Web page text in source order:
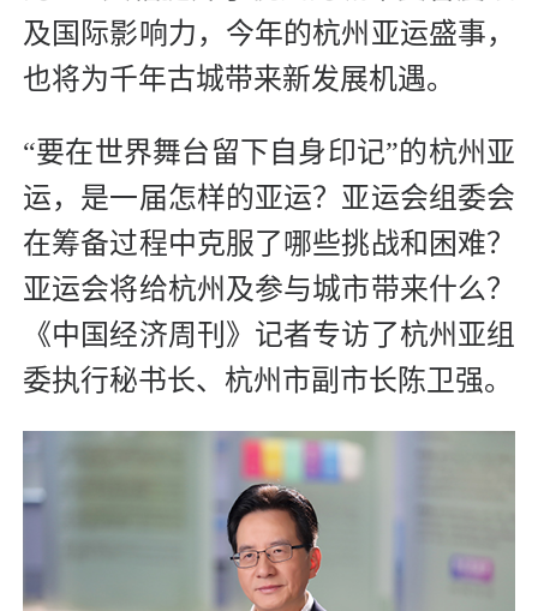
及国际影响力，今年的杭州亚运盛事，
也将为千年古城带来新发展机遇。
“要在世界舞台留下自身印记”的杭州亚
运，是一届怎样的亚运？亚运会组委会
在筹备过程中克服了哪些挑战和困难？
亚运会将给杭州及参与城市带来什么？
《中国经济周刊》记者专访了杭州亚组
委执行秘书长、杭州市副市长陈卫强。